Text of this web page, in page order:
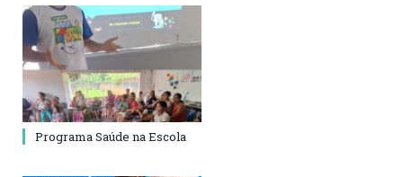
Programa Saúde na Escola